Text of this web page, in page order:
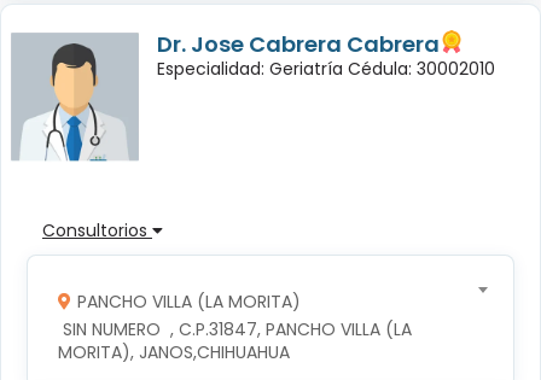
Dr. Jose Cabrera Cabrera
Especialidad: Geriatría Cédula: 30002010
Consultorios
PANCHO VILLA (LA MORITA)
MORITA), JANOS,CHIHUAHUA